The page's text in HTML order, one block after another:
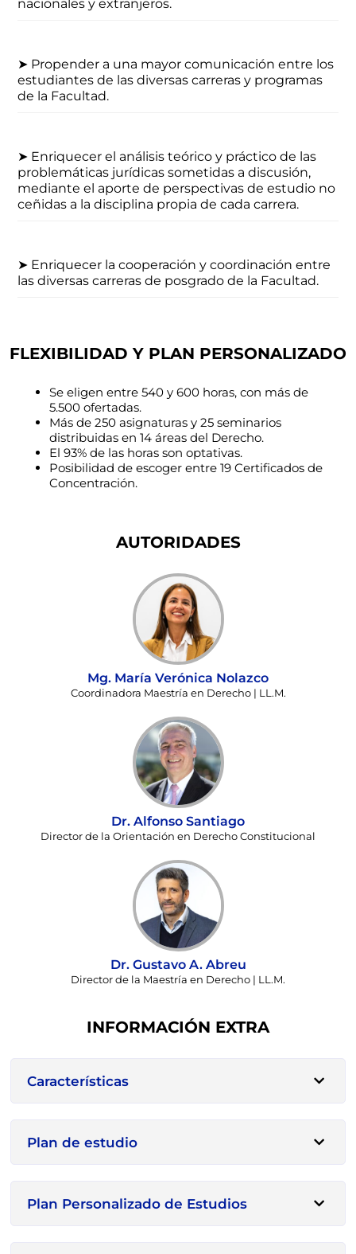
nacionales y extranjeros.
➤ Propender a una mayor comunicación entre los
estudiantes de las diversas carreras y programas
de la Facultad.
➤ Enriquecer el análisis teórico y práctico de las
problemáticas jurídicas sometidas a discusión,
mediante el aporte de perspectivas de estudio no
ceñidas a la disciplina propia de cada carrera.
➤ Enriquecer la cooperación y coordinación entre
las diversas carreras de posgrado de la Facultad.
FLEXIBILIDAD Y PLAN PERSONALIZADO
Se eligen entre 540 y 600 horas, con más de
5.500 ofertadas.
Más de 250 asignaturas y 25 seminarios
distribuidas en 14 áreas del Derecho.
El 93% de las horas son optativas.
Posibilidad de escoger entre 19 Certificados de
Concentración.
AUTORIDADES
Mg. María Verónica Nolazco
Coordinadora Maestría en Derecho | LL.M.
Dr. Alfonso Santiago
Director de la Orientación en Derecho Constitucional
Dr. Gustavo A. Abreu
Director de la Maestría en Derecho | LL.M.
INFORMACIÓN EXTRA
Características
Plan de estudio
Plan Personalizado de Estudios